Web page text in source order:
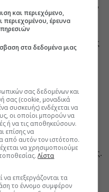
Τα φαινόμενα στα δυτικά,
πιθανώς να είναι κατά
ορεινά της ηπειρωτικής
διευθύνσεις 5 με 7 και στο
9 μποφόρ.
πτώση.
27-01-2026
Αιγαίο αυξημένες
καταιγίδες.Στην
διαστήματα αυξημένες.
μέχρι το απόγευμα.
και περιεχόμενο,
περιεχομένου, έρευνα
στα δεδομένα μιας
σας δεδομένων και
σας (cookie, μοναδικά
συσκευής) ενδέχεται να
οι οποίοι μπορούν να
ή να τις αποθηκεύσουν.
επίσης να
από αυτόν τον ιστότοπο.
να χρησιμοποιούμε
Λίστα
επεξεργάζονται τα
το έννομο συμφέρον